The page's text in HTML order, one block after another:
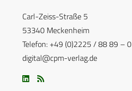
Carl-Zeiss-Straße 5
53340 Meckenheim
Telefon: +49 (0)2225 / 88 89 – 0
digital@cpm-verlag.de